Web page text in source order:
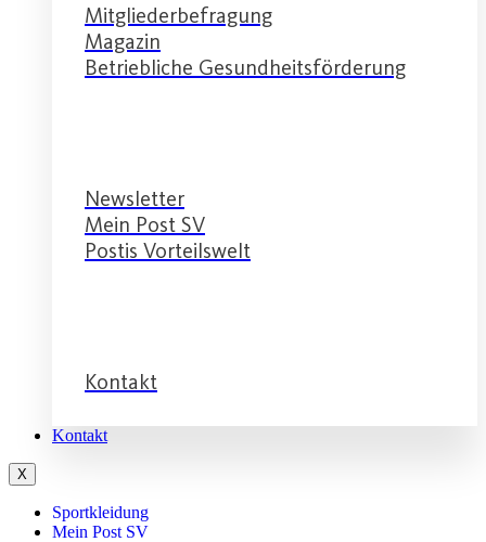
Mitgliederbefragung
Magazin
Betriebliche Gesundheitsförderung
Newsletter
Mein Post SV
Postis Vorteilswelt
Kontakt
Kontakt
X
Sportkleidung
Mein Post SV